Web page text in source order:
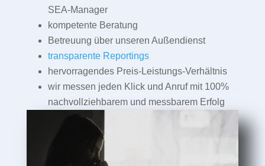
SEA-Manager
kompetente Beratung
Betreuung über unseren Außendienst
transparente Reportings
hervorragendes Preis-Leistungs-Verhältnis
wir messen jeden Klick und Anruf mit 100%
nachvollziehbarem und messbarem Erfolg